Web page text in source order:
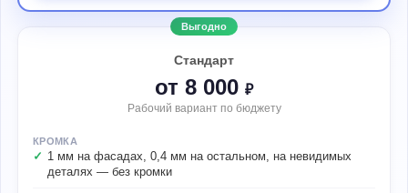
Выгодно
Стандарт
от 8 000 ₽
Рабочий вариант по бюджету
КРОМКА
1 мм на фасадах, 0,4 мм на остальном, на невидимых
деталях — без кромки